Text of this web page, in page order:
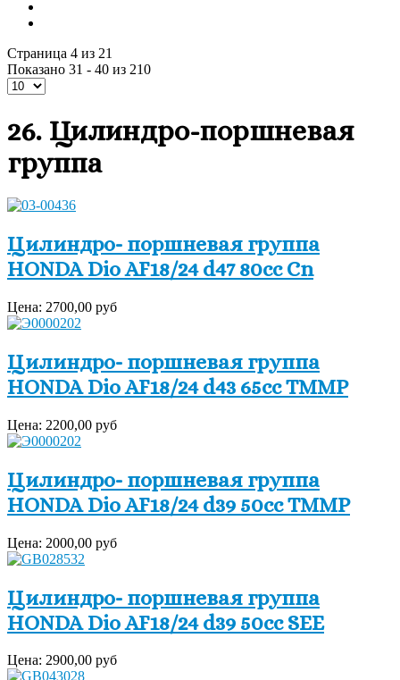
Страница 4 из 21
Показано 31 - 40 из 210
26. Цилиндро-поршневая
группа
Цилиндро- поршневая группа
HONDA Dio AF18/24 d47 80cc Cn
Цена: 2700,00 руб
Цилиндро- поршневая группа
HONDA Dio AF18/24 d43 65cc TMMP
Цена: 2200,00 руб
Цилиндро- поршневая группа
HONDA Dio AF18/24 d39 50cc TMMP
Цена: 2000,00 руб
Цилиндро- поршневая группа
HONDA Dio AF18/24 d39 50cc SEE
Цена: 2900,00 руб